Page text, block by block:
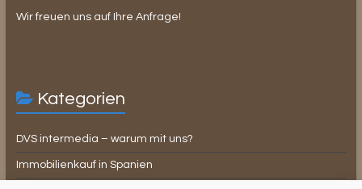
Wir freuen uns auf Ihre Anfrage!
Kategorien
DVS intermedia – warum mit uns?
Immobilienkauf in Spanien